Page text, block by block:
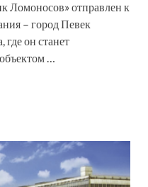
Ломоносов» отправлен к
– город Певек
где он станет
…